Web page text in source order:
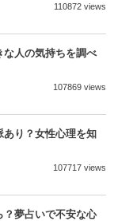
110872 views
な人の気持ちを調べ
107869 views
あり？女性心理を知
107717 views
？夢占いで不安な心